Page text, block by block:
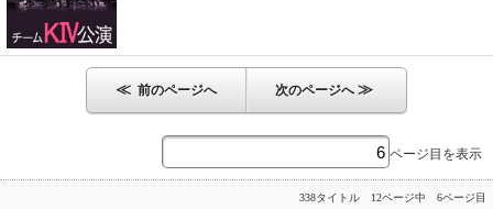
≪ 前のページへ 次のページへ≫
ページ目を表示
338タイトル 12ページ中 6ページ目